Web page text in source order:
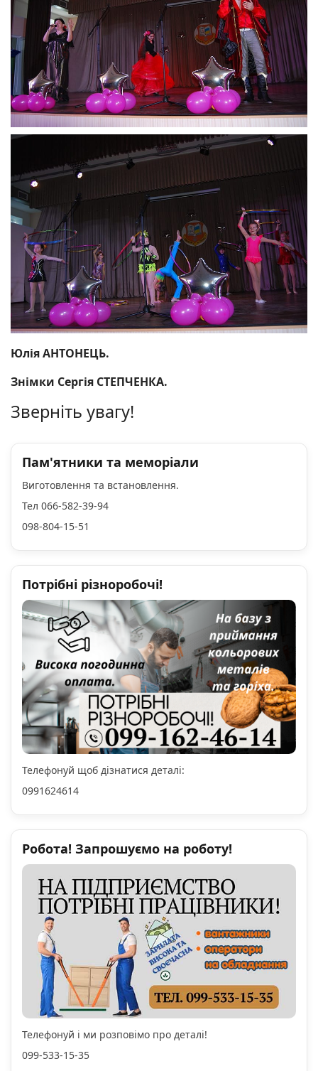
Юлія АНТОНЕЦЬ.
Знімки Сергія СТЕПЧЕНКА.
Зверніть увагу!
Пам'ятники та меморіали
Виготовлення та встановлення.
Тел 066-582-39-94
098-804-15-51
Потрібні різноробочі!
Телефонуй щоб дізнатися деталі:
0991624614
Робота! Запрошуємо на роботу!
Телефонуй і ми розповімо про деталі!
099-533-15-35